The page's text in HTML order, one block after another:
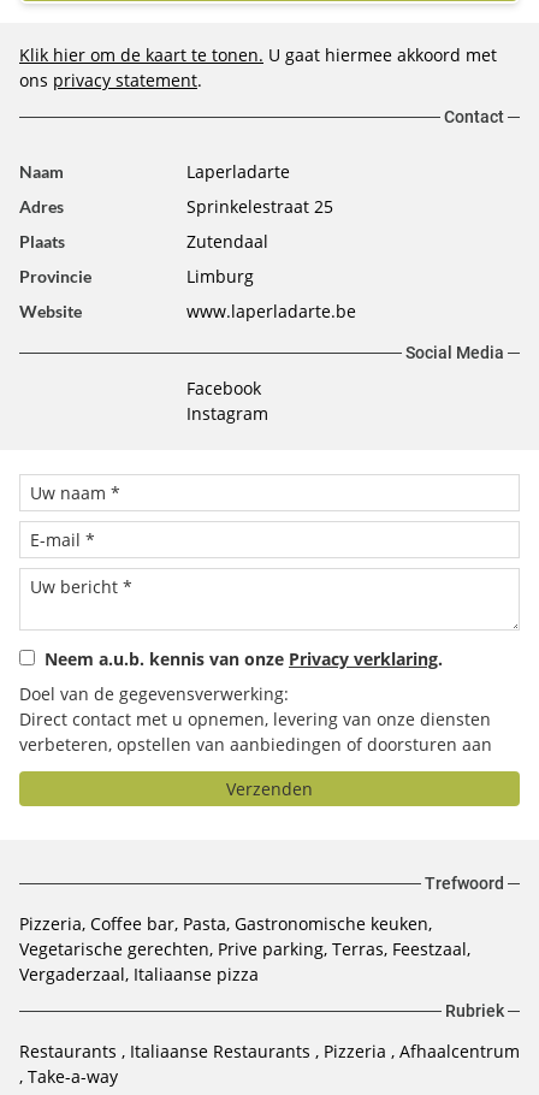
Klik hier om de kaart te tonen. U gaat hiermee akkoord met
ons privacy statement.
Contact
Naam Laperladarte
Adres Sprinkelestraat 25
Plaats Zutendaal
Provincie Limburg
Website www.laperladarte.be
Social Media
Facebook
Instagram
Neem a.u.b. kennis van onze Privacy verklaring.
Doel van de gegevensverwerking:
Direct contact met u opnemen, levering van onze diensten
verbeteren, opstellen van aanbiedingen of doorsturen aan
het door u geselecteerde bedrijf.
Verzenden
Trefwoord
Pizzeria Coffee bar Pasta Gastronomische keuken
Vegetarische gerechten Prive parking Terras Feestzaal
Vergaderzaal Italiaanse pizza
Rubriek
Restaurants Italiaanse Restaurants Pizzeria
Afhaalcentrum
Take-a-way